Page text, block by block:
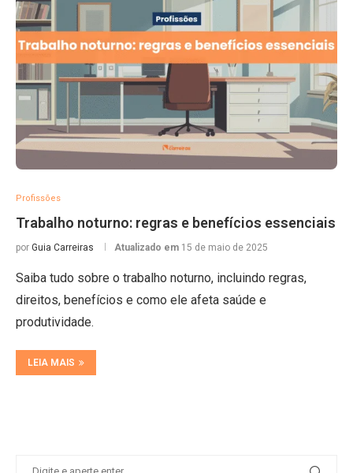
Profissões
Trabalho noturno: regras e benefícios essenciais
por Guia Carreiras Atualizado em 15 de maio de 2025
Saiba tudo sobre o trabalho noturno, incluindo regras,
direitos, benefícios e como ele afeta saúde e
produtividade.
LEIA MAIS